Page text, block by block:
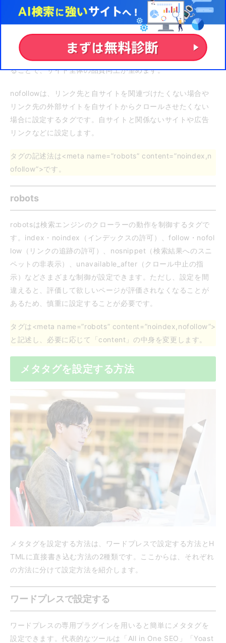
noindex、nofollow
noindexは検索エンジンに登録しないページを設定するタグで
す。低品質なページやユーザーに見せたくないページ、内容
に重複が見られるページなどを設定して検索対象から除外す
ることで、サイト全体の品質向上が望めます。
nofollowは、リンク先と自サイトを関連づけたくない場合や
リンク先の外部サイトを自サイトからクロールさせたくない
場合に設定するタグです。自サイトと関係ないサイトや広告
リンクなどに設定します。
タグの記述法は<meta name=”robots” content=”noindex,n
ofollow”>です。
robots
robotsは検索エンジンのクローラーの動作を制御するタグで
す。index・noindex（インデックスの許可）、follow・nofol
low（リンクの追跡の許可）、nosnippet（検索結果へのスニ
ペットの非表示）、unavailable_after（クロール中止の指
示）などさまざまな制御が設定できます。ただし、設定を間
違えると、評価して欲しいページが評価されなくなることが
あるため、慎重に設定することが必要です。
タグは<meta name=”robots” content=”noindex,nofollow”>
と記述し、必要に応じて「content」の中身を変更します。
メタタグを設定する方法
メタタグを設定する方法は、ワードプレスで設定する方法とH
TMLに直接書き込む方法の2種類です。ここからは、それぞれ
の方法に分けて設定方法を紹介します。
ワードプレスで設定する
ワードプレスの専用プラグインを用いると簡単にメタタグを
設定できます。代表的なツールは「All in One SEO」「Yoast